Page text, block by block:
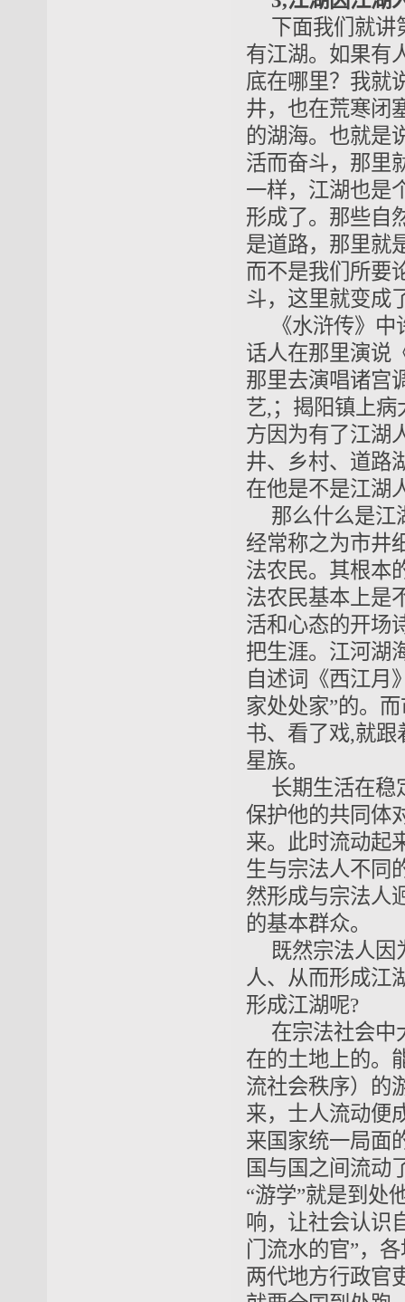
下面我们就讲
有江湖。如果有
底在哪里？我就
井，也在荒寒闭
的湖海。也就是
活而奋斗，那里
一样，江湖也是
形成了。那些自
是道路，那里就
而不是我们所要
斗，这里就变成
《水浒传》
话人在那里演说
那里去演唱诸宫
艺,；揭阳镇上
方因为有了江湖
井、乡村、道路
在他是不是江湖
那么什么是江
经常称之为市井
法农民。其根本
法农民基本上是
活和心态的开场
把生涯。江河湖
自述词《西江月
家处处家”的。
书、看了戏,就
星族。
长期生活在稳
保护他的共同体
来。此时流动起
生与宗法人不同
然形成与宗法人
的基本群众。
既然宗法人
人、从而形成江
形成江湖呢?
在宗法社会中
在的土地上的。
流社会秩序）的
来，士人流动便
来国家统一局面
国与国之间流动
“游学”就是到处
响，让社会认识
门流水的官”，
两代地方行政官